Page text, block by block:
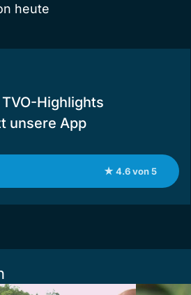
heute
Highlights
unsere App
★ 4.6 von 5